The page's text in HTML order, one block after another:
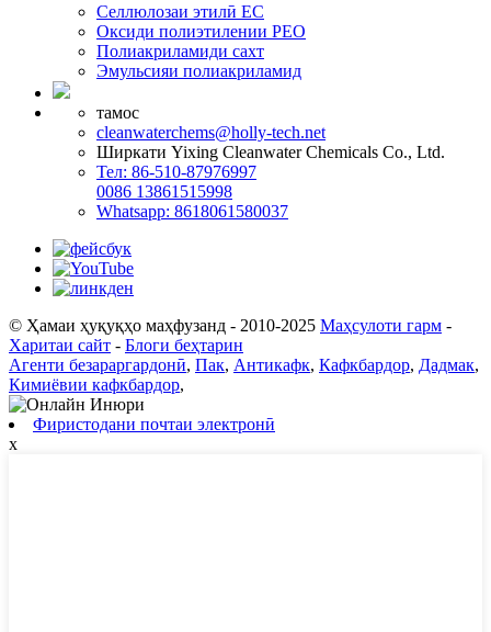
Селлюлозаи этилӣ EC
Оксиди полиэтилении PEO
Полиакриламиди сахт
Эмульсияи полиакриламид
тамос
cleanwaterchems@holly-tech.net
Ширкати Yixing Cleanwater Chemicals Co., Ltd.
Тел: 86-510-87976997
0086 13861515998
Whatsapp: 8618061580037
© Ҳамаи ҳуқуқҳо маҳфузанд - 2010-2025 Маҳсулоти гарм -
Харитаи сайт - Блоги беҳтарин
Агенти безараргардонӣ, Пак, Антикафк, Кафкбардор, Дадмак,
Кимиёвии кафкбардор,
Фиристодани почтаи электронӣ
x